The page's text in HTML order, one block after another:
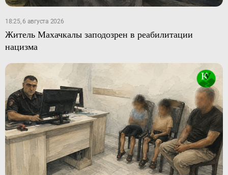
18:25, 6 августа 2026
Житель Махачкалы заподозрен в реабилитации
нацизма